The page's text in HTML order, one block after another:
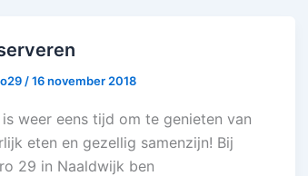
/16 november 2018
weer eens tijd om te genieten van
eten en gezellig samenzijn! Bij
29 in Naaldwijk ben